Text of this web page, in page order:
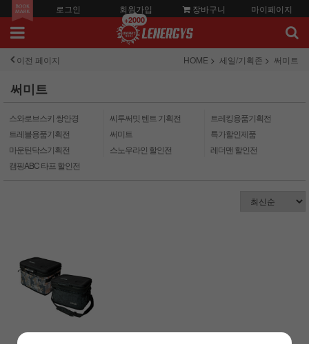
로그인 회원가입
+2000
장바구니 마이페이지
이전 페이지 HOME 세일/기획존 써미트
써미트
스와로브스키 쌍안경 씨투써밋 텐트 기획전
트레킹용품기획전
트레블용품기획전
써미트
특가할인제품
마운틴닥스기획전
스노우라인 할인전
레더맨 할인전
캠핑ABC 타프 할인전